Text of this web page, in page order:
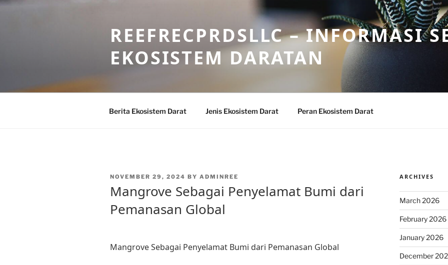
Skip
REEFRECPRDSLLC – INFORMASI
EKOSISTEM DARATAN
Berita Ekosistem Darat Jenis Ekosistem Darat Peran Ekosistem Darat
POSTED
NOVEMBER 29, 2024 BY ADMINREE
Mangrove Sebagai Penyelamat Bumi dari
Pemanasan Global
Mangrove Sebagai Penyelamat Bumi dari Pemanasan Global
ARCHIVES
March 2026
February 2026
January 2026
December